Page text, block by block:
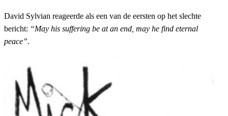
David Sylvian reageerde als een van de eersten op het slechte
bericht: “May his suffering be at an end, may he find eternal
peace”.